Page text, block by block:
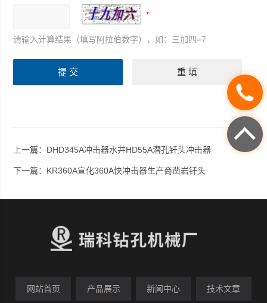
请输入计算结果（填写阿拉伯数字），如：三加四=7
上一篇： DHD345A冲击器水井HD55A潜孔钎头冲击器
下一篇： KR360A宣化360A快冲击器生产商凿岩钎头
网站首页 产品展示 新闻中心 技术文章